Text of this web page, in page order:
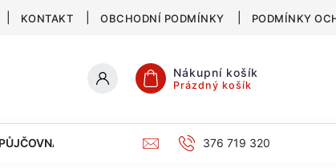
KONTAKT OBCHODNÍ PODMÍNKY PODMÍNKY
Nákupní košík
Prázdný košík
PŮJČOVNA KATALOG376 719 320